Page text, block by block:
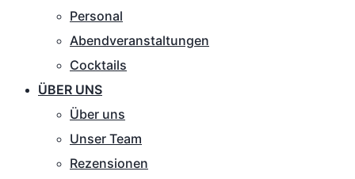
Personal
Abendveranstaltungen
Cocktails
ÜBER UNS
Über uns
Unser Team
Rezensionen